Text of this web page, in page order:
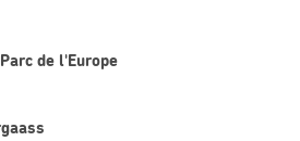
de l'Europe